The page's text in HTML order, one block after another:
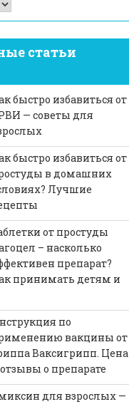
статьи
быстро избавиться от
— советы для
быстро избавиться от
в домашних
Лучшие
от простуды
– насколько
препарат?
принимать детям и
по
вакцины от
Ваксигрипп. Цена
о препарате
для взрослых —